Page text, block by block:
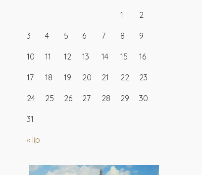
« lip
1 2
3 4 5 6 7 8 9
10 11 12 13 14 15 16
17 18 19 20 21 22 23
24 25 26 27 28 29 30
31